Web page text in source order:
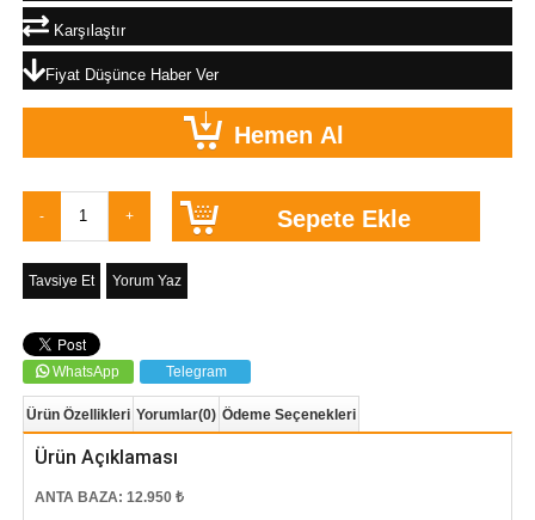
Karşılaştır
Fiyat Düşünce Haber Ver
Tavsiye Et Yorum Yaz
WhatsApp Telegram
Ürün Özellikleri Yorumlar(0) Ödeme Seçenekleri
Ürün Açıklaması
ANTA BAZA: 12.950 ₺